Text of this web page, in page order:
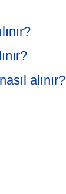
alınır?